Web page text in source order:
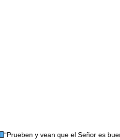
“Prueben y vean que el Señor es